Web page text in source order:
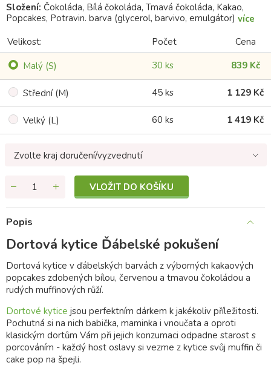
Složení: Čokoláda, Bílá čokoláda, Tmavá čokoláda, Kakao,
Popcakes, Potravin. barva (glycerol, barvivo, emulgátor) více
Velikost:
Počet
Cena
Malý (S)
30 ks 839 Kč
Střední (M) 45 ks 1 129 Kč
Velký (L) 60 ks 1 419 Kč
Zvolte kraj doručení/vyzvednutí
VLOŽIT DO KOŠÍKU
Popis
Dortová kytice Ďábelské pokušení
Dortová kytice v ďábelských barvách z výborných kakaových
popcakes zdobených bílou, červenou a tmavou čokoládou a
rudých muffinových růží.
Dortové kytice jsou perfektním dárkem k jakékoliv příležitosti.
Pochutná si na nich babička, maminka i vnoučata a oproti
klasickým dortům Vám při jejich konzumaci odpadne starost s
porcováním - každý host oslavy si vezme z kytice svůj muffin či
cake pop na špejli.